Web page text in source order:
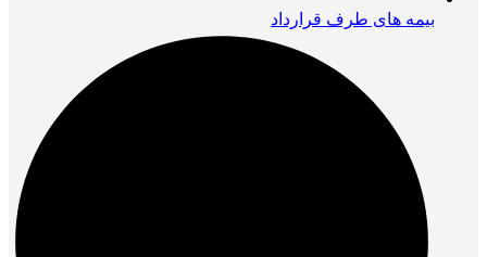
بیمه های طرف قرارداد